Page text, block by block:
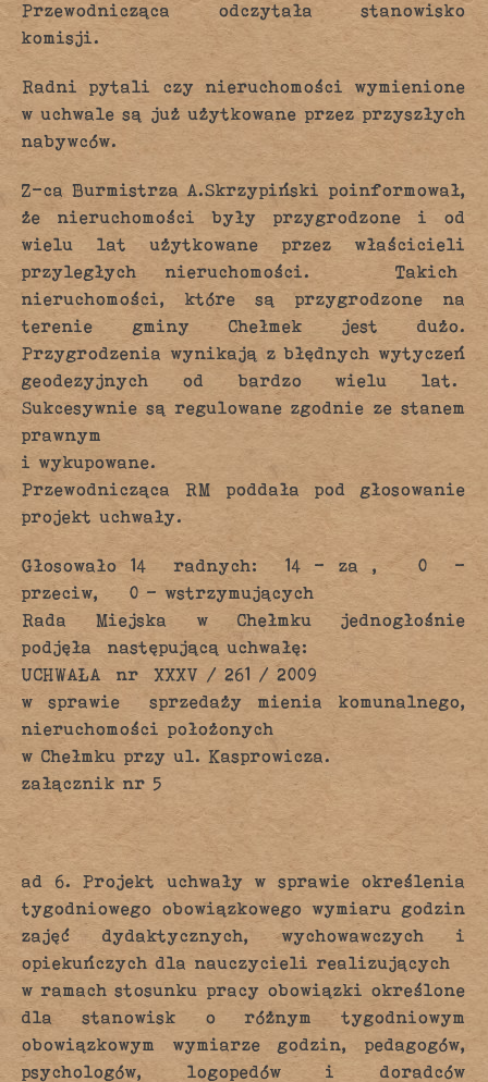
Przewodnicząca odczytała stanowisko
komisji.
Radni pytali czy nieruchomości wymienione
w uchwale są już użytkowane przez przyszłych
nabywców.
Z-ca Burmistrza A.Skrzypiński poinformował,
że nieruchomości były przygrodzone i od
wielu lat użytkowane przez właścicieli
przyległych nieruchomości. Takich
nieruchomości, które są przygrodzone na
terenie gminy Chełmek jest dużo.
Przygrodzenia wynikają z błędnych wytyczeń
geodezyjnych od bardzo wielu lat.
Sukcesywnie są regulowane zgodnie ze stanem
prawnym
i wykupowane.
Przewodnicząca RM poddała pod głosowanie
projekt uchwały.
Głosowało 14 radnych: 14 – za , 0 –
przeciw, 0 – wstrzymujących
Rada Miejska w Chełmku jednogłośnie
podjęła następującą uchwałę:
UCHWAŁA nr XXXV / 261 / 2009
w sprawie sprzedaży mienia komunalnego,
nieruchomości położonych
w Chełmku przy ul. Kasprowicza.
załącznik nr 5
ad 6. Projekt uchwały w sprawie określenia
tygodniowego obowiązkowego wymiaru godzin
zajęć dydaktycznych, wychowawczych i
opiekuńczych dla nauczycieli realizujących
w ramach stosunku pracy obowiązki określone
dla stanowisk o różnym tygodniowym
obowiązkowym wymiarze godzin, pedagogów,
psychologów, logopedów i doradców